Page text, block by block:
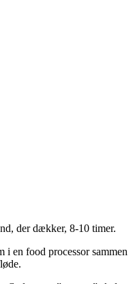
der dækker, 8-10 timer.
en food processor sammen